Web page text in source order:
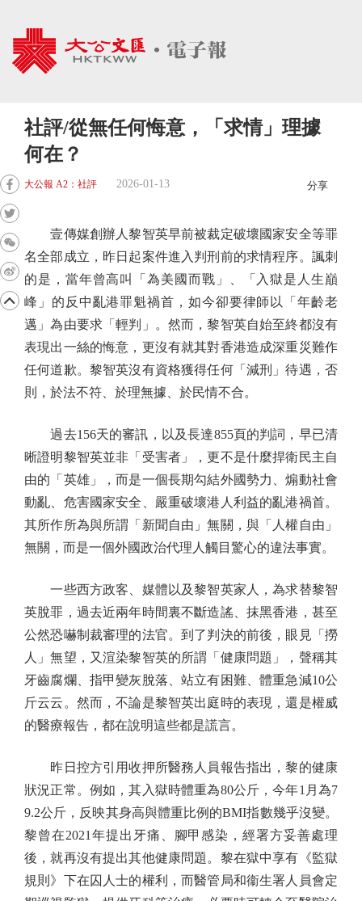
社評/從無任何悔意，「求情」理據
何在？
大公報 A2：社評 2026-01-13 分享
壹傳媒創辦人黎智英早前被裁定破壞國家安全等罪
名全部成立，昨日起案件進入判刑前的求情程序。諷刺
的是，當年曾高叫「為美國而戰」、「入獄是人生巔
峰」的反中亂港罪魁禍首，如今卻要律師以「年齡老
邁」為由要求「輕判」。然而，黎智英自始至終都沒有
表現出一絲的悔意，更沒有就其對香港造成深重災難作
任何道歉。黎智英沒有資格獲得任何「減刑」待遇，否
則，於法不符、於理無據、於民情不合。
過去156天的審訊，以及長達855頁的判詞，早已清
晰證明黎智英並非「受害者」，更不是什麼捍衛民主自
由的「英雄」，而是一個長期勾結外國勢力、煽動社會
動亂、危害國家安全、嚴重破壞港人利益的亂港禍首。
其所作所為與所謂「新聞自由」無關，與「人權自由」
無關，而是一個外國政治代理人觸目驚心的違法事實。
一些西方政客、媒體以及黎智英家人，為求替黎智
英脫罪，過去近兩年時間裏不斷造謠、抹黑香港，甚至
公然恐嚇制裁審理的法官。到了判決的前後，眼見「撈
人」無望，又渲染黎智英的所謂「健康問題」，聲稱其
牙齒腐爛、指甲變灰脫落、站立有困難、體重急減10公
斤云云。然而，不論是黎智英出庭時的表現，還是權威
的醫療報告，都在說明這些都是謊言。
昨日控方引用收押所醫務人員報告指出，黎的健康
狀況正常。例如，其入獄時體重為80公斤，今年1月為7
9.2公斤，反映其身高與體重比例的BMI指數幾乎沒變。
黎曾在2021年提出牙痛、腳甲感染，經署方妥善處理
後，就再沒有提出其他健康問題。黎在獄中享有《監獄
規則》下在囚人士的權利，而醫管局和衞生署人員會定